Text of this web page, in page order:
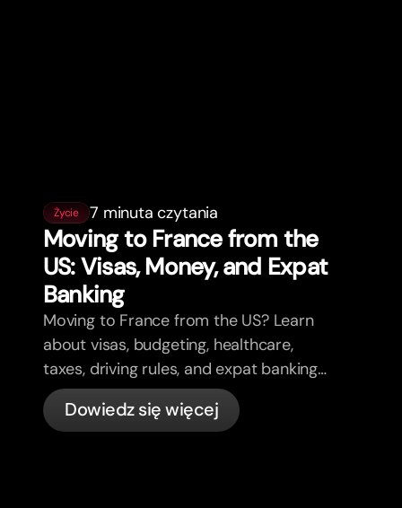
Życie 7 minuta czytania
Moving to France from the
US: Visas, Money, and Expat
Banking
Moving to France from the US? Learn
about visas, budgeting, healthcare,
taxes, driving rules, and expat banking
in France with bunq.
Dowiedz się więcej